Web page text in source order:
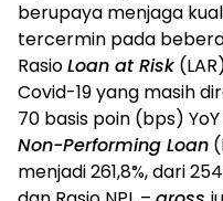
berupaya menjaga
tercermin pada
RasioLoan at Risk
Covid-19 yang masih
70 basis poin (bps)
Non-Performing Loan
menjadi 261,8%, dari